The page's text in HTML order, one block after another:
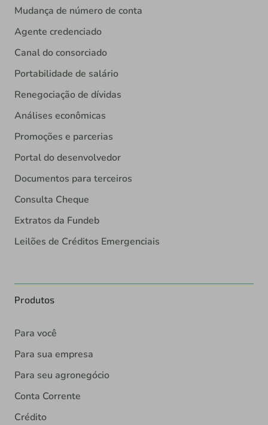
Mudança de número de conta
Agente credenciado
Canal do consorciado
Portabilidade de salário
Renegociação de dívidas
Análises econômicas
Promoções e parcerias
Portal do desenvolvedor
Documentos para terceiros
Consulta Cheque
Extratos da Fundeb
Leilões de Créditos Emergenciais
Produtos
Para você
Para sua empresa
Para seu agronegócio
Conta Corrente
Crédito